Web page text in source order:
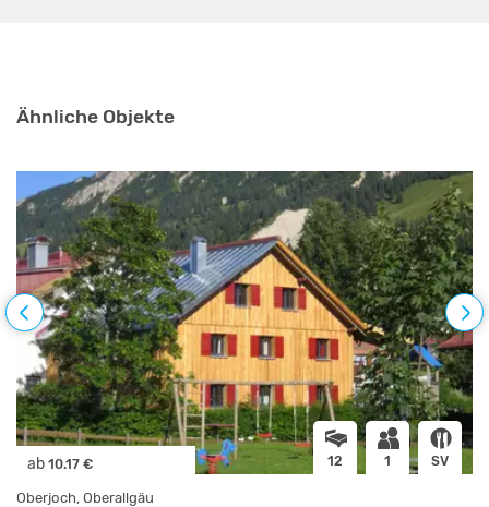
Ähnliche Objekte
ab 10.17 € 12 1 SV
Oberjoch, Oberallgäu